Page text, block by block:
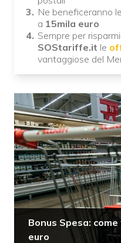
Ne beneficeranno
a 15mila euro
Sempre per
SOStariffe.it le
vantaggiose del
Bonus Spesa:
euro